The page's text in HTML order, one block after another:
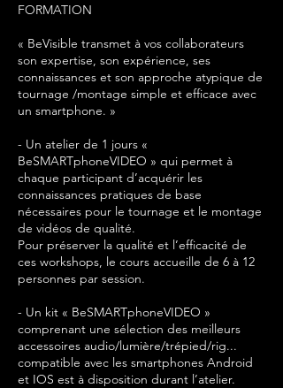
FORMATION
« BeVisible transmet à vos collaborateurs
son expertise, son expérience, ses
connaissances et son approche atypique de
tournage /montage simple et efficace avec
un smartphone. »
- Un atelier de 1 jours «
BeSMARTphoneVIDEO » qui permet à
chaque participant d’acquérir les
connaissances pratiques de base
nécessaires pour le tournage et le montage
de vidéos de qualité.
Pour préserver la qualité et l’efficacité de
ces workshops, le cours accueille de 6 à 12
personnes par session.
- Un kit « BeSMARTphoneVIDEO »
comprenant une sélection des meilleurs
accessoires audio/lumière/trépied/rig...
compatible avec les smartphones Android
et IOS est à disposition durant l’atelier.